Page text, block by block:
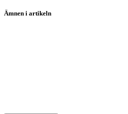
Ämnen i artikeln